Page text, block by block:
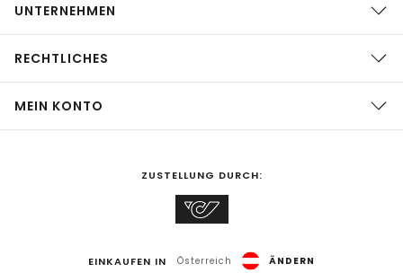
UNTERNEHMEN
RECHTLICHES
MEIN KONTO
ZUSTELLUNG DURCH:
EINKAUFEN IN Österreich ÄNDERN